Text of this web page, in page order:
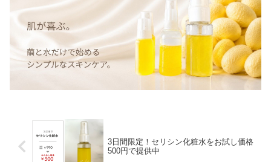
3日間限定！セリシン化粧水をお試し価格
500円で提供中